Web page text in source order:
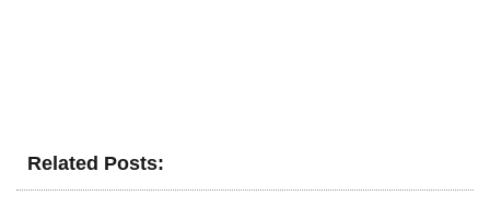
Related Posts: